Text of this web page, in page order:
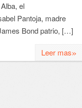
el
Pantoja, madre
Bond patrio, […]
Leer mas»